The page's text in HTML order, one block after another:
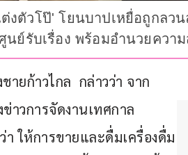
ตัวโป๊' โยนบาปเหยื่อถูกลว
ย์รับเรื่อง พร้อมอำนวยควา
ยก้าวไกล  กล่าวว่า จาก
วการจัดงานเทศกาล
ให้การขายและดื่มเครื่องดื่ม